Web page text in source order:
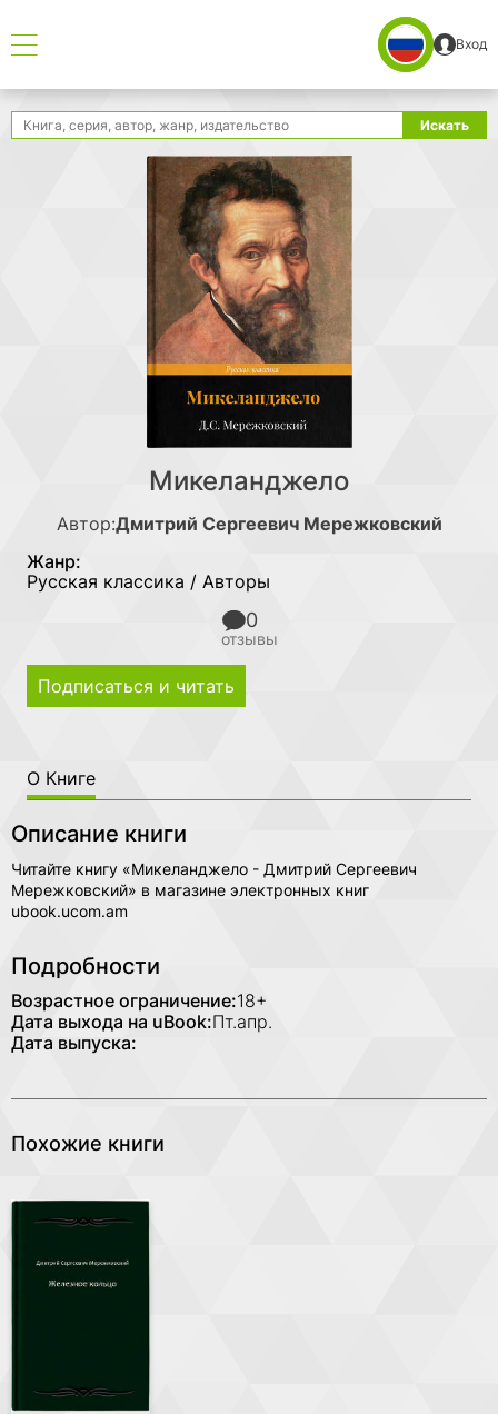
Вход
Поиск Искать
Микеланджело
Автор:Дмитрий Сергеевич Мережковский
Жанр:
Русская классика / Авторы
0
отзывы
Подписаться и читать
О Книге
Описание книги
Читайте книгу «Микеланджело - Дмитрий Сергеевич
Мережковский» в магазине электронных книг
ubook.ucom.am
Подробности
Возрастное ограничение:18+
Дата выхода на uBook:Пт.апр.
Дата выпуска:
Похожие книги